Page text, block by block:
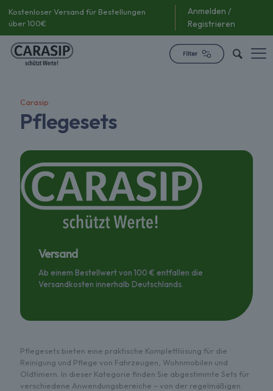
Kostenloser Versand für Bestellungen
über 100€
Anmelden /
Registrieren
Carasip
Pflegesets
Versand
Ab einem Bestellwert von 100 € entfallen die
Versandkosten innerhalb Deutschlands.
Pflegesets bieten eine praktische Komplettlösung für die
Reinigung und Pflege von Fahrzeugen, Wohnmobilen und
Oldtimern. In dieser Kategorie finden Sie abgestimmte Sets für
verschiedene Anwendungsbereiche – von der regelmäßigen